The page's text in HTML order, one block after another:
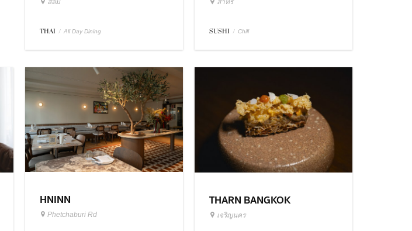
THAI / All Day Dining SUSHI / Chill
HNINN
Phetchaburi Rd
THARN BANGKOK
เจริญนคร